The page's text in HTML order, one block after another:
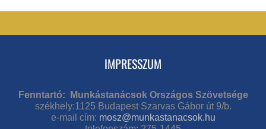
IMPRESSZUM
Fenntartó: Munkástanácsok Országos Szövetsége
székhely:1125 Budapest Szarvas Gábor út 9/b.
e-mail cím: mosz@munkastanacsok.hu